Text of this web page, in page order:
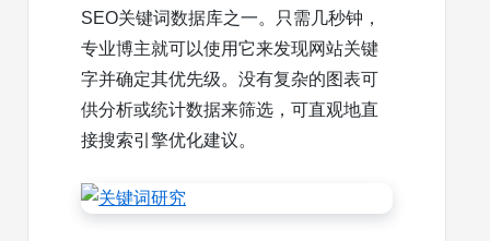
SEO关键词数据库之一。只需几秒钟，
专业博主就可以使用它来发现网站关键
字并确定其优先级。没有复杂的图表可
供分析或统计数据来筛选，可直观地直
接搜索引擎优化建议。